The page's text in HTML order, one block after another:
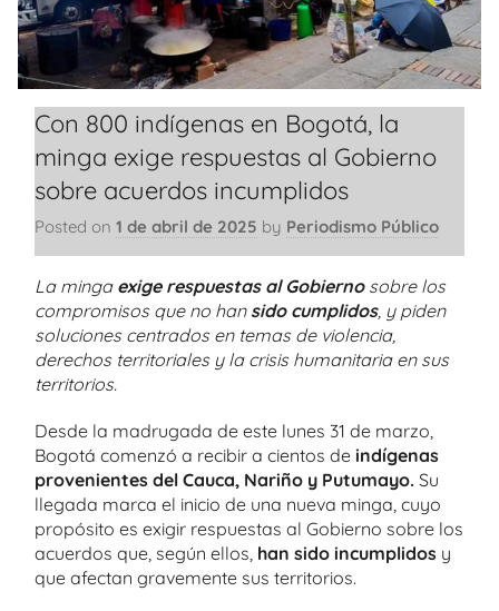
Con 800 indígenas en Bogotá, la
minga exige respuestas al Gobierno
sobre acuerdos incumplidos
Posted on 1 de abril de 2025 by Periodismo Público
La minga exige respuestas al Gobiernosobre los
compromisos que no hansido cumplidos, y piden
soluciones centrados en temas de violencia,
derechos territoriales y la crisis humanitaria en sus
territorios.
Desde la madrugada de este lunes 31 de marzo,
Bogotá comenzó a recibir a cientos de indígenas
provenientes del Cauca, Nariño y Putumayo. Su
llegada marca el inicio de una nueva minga, cuyo
propósito es exigir respuestas al Gobierno sobre los
acuerdos que, según ellos, han sido incumplidos y
que afectan gravemente sus territorios.